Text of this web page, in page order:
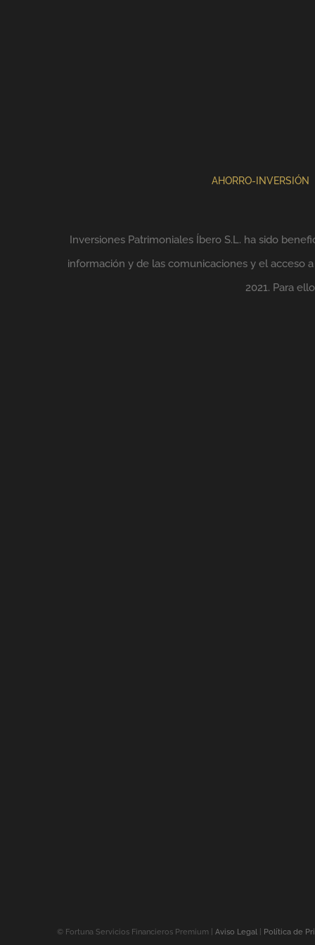
AHORRO-INVERSIÓN
Inversiones Patrimoniales Íbero S.L. ha sido
información y de las comunicaciones y el acceso
2021. Para
© Fortuna Servicios Financieros Premium |Aviso Legal Política de